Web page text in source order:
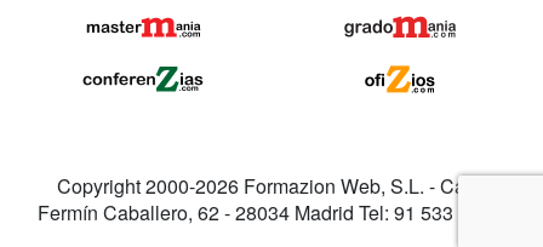
Copyright 2000-2026 Formazion Web, S.L. - Calle
Fermín Caballero, 62 - 28034 Madrid Tel: 91 533 70 78